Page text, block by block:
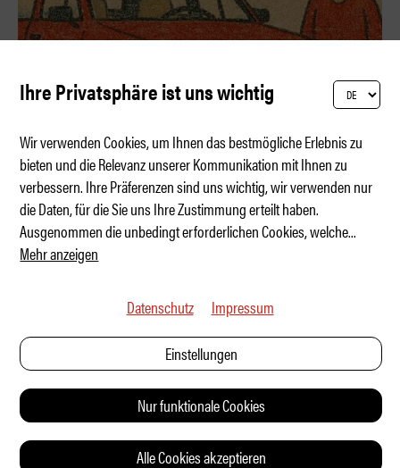
Welche Marke hat die höchste Sicherheit?
Ihre Privatsphäre ist uns wichtig
Wir verwenden Cookies, um Ihnen das bestmögliche Erlebnis zu
bieten und die Relevanz unserer Kommunikation mit Ihnen zu
verbessern. Ihre Präferenzen sind uns wichtig, wir verwenden nur
die Daten, für die Sie uns Ihre Zustimmung erteilt haben.
Ausgenommen die unbedingt erforderlichen Cookies, welche...
Mehr anzeigen
Datenschutz Impressum
Einstellungen
Nur funktionale Cookies
Alle Cookies akzeptieren